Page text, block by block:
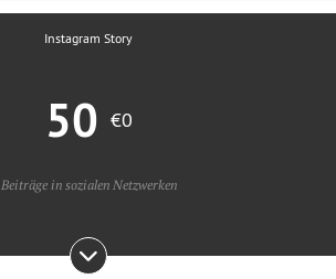
Instagram Story
50 €0
Beiträge in sozialen Netzwerken